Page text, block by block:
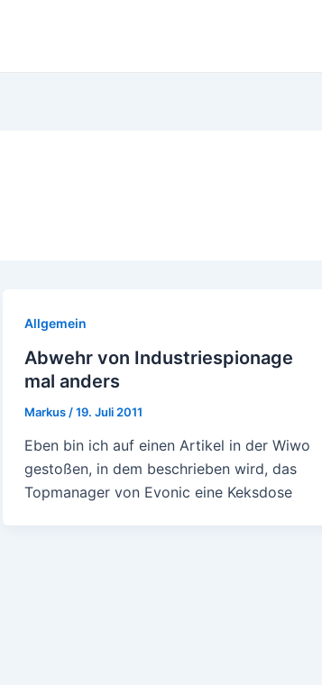
Allgemein
Abwehr von Industriespionage
mal anders
Markus /19. Juli 2011
Eben bin ich auf einen Artikel in der Wiwo
gestoßen, in dem beschrieben wird, das
Topmanager von Evonic eine Keksdose